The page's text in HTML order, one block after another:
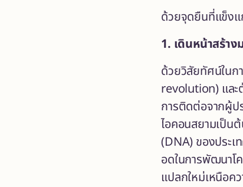
ด้วยจุดยืนที่แข็ง
1. เดินหน้าสร้าง
ด้วยวิสัยทัศน์ในก
revolution) และ
การติดต่อจากผู้ป
ไอคอนสยามเป็น
(DNA) ของประเ
อดในการพัฒนาโ
แปลกใหม่เหนือค